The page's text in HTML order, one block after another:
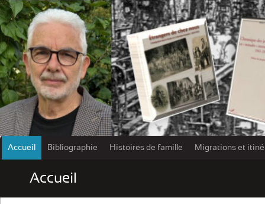
Accueil Bibliographie Histoires de famille Migrations et
Accueil